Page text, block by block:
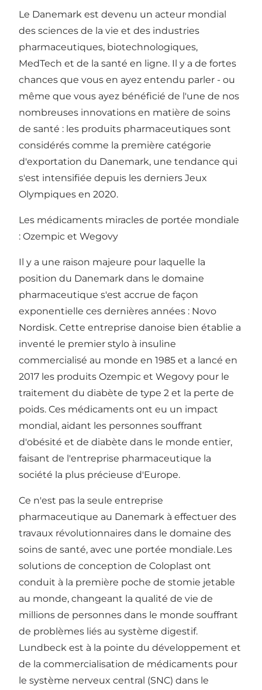
Le Danemark est devenu un acteur mondial
des sciences de la vie et des industries
pharmaceutiques, biotechnologiques,
MedTech et de la santé en ligne. Il y a de fortes
chances que vous en ayez entendu parler - ou
même que vous ayez bénéficié de l'une de nos
nombreuses innovations en matière de soins
de santé : les produits pharmaceutiques sont
considérés comme la première catégorie
d'exportation du Danemark, une tendance qui
s'est intensifiée depuis les derniers Jeux
Olympiques en 2020.
Les médicaments miracles de portée mondiale
: Ozempic et Wegovy
Il y a une raison majeure pour laquelle la
position du Danemark dans le domaine
pharmaceutique s'est accrue de façon
exponentielle ces dernières années : Novo
Nordisk. Cette entreprise danoise bien établie a
inventé le premier stylo à insuline
commercialisé au monde en 1985 et a lancé en
2017 les produits Ozempic et Wegovy pour le
traitement du diabète de type 2 et la perte de
poids. Ces médicaments ont eu un impact
mondial, aidant les personnes souffrant
d'obésité et de diabète dans le monde entier,
faisant de l'entreprise pharmaceutique la
société la plus précieuse d'Europe.
Ce n'est pas la seule entreprise
pharmaceutique au Danemark à effectuer des
travaux révolutionnaires dans le domaine des
soins de santé, avec une portée mondiale. Les
solutions de conception de Coloplast ont
conduit à la première poche de stomie jetable
au monde, changeant la qualité de vie de
millions de personnes dans le monde souffrant
de problèmes liés au système digestif.
Lundbeck est à la pointe du développement et
de la commercialisation de médicaments pour
le système nerveux central (SNC) dans le